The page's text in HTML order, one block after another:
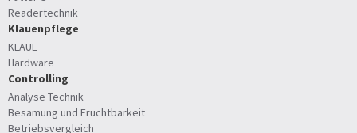
Readertechnik
Klauenpflege
KLAUE
Hardware
Controlling
Analyse Technik
Besamung und Fruchtbarkeit
Betriebsvergleich